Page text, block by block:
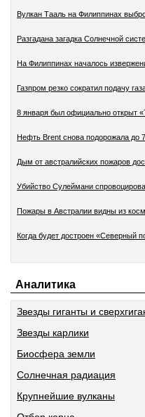
Вулкан Тааль на Филиппинах
Разгадана загадка Солнечной
На Филиппинах началось
Газпром резко сократил подачу
8 января был официально открыт
Нефть Brent снова подорожала до
Дым от австралийских пожаров
Убийство Сулеймани
Пожары в Австралии видны из
Когда будет достроен «Северный
Аналитика
Звезды гиганты и
Звезды карлики
Биосфера земли
Солнечная радиация
Крупнейшие вулканы